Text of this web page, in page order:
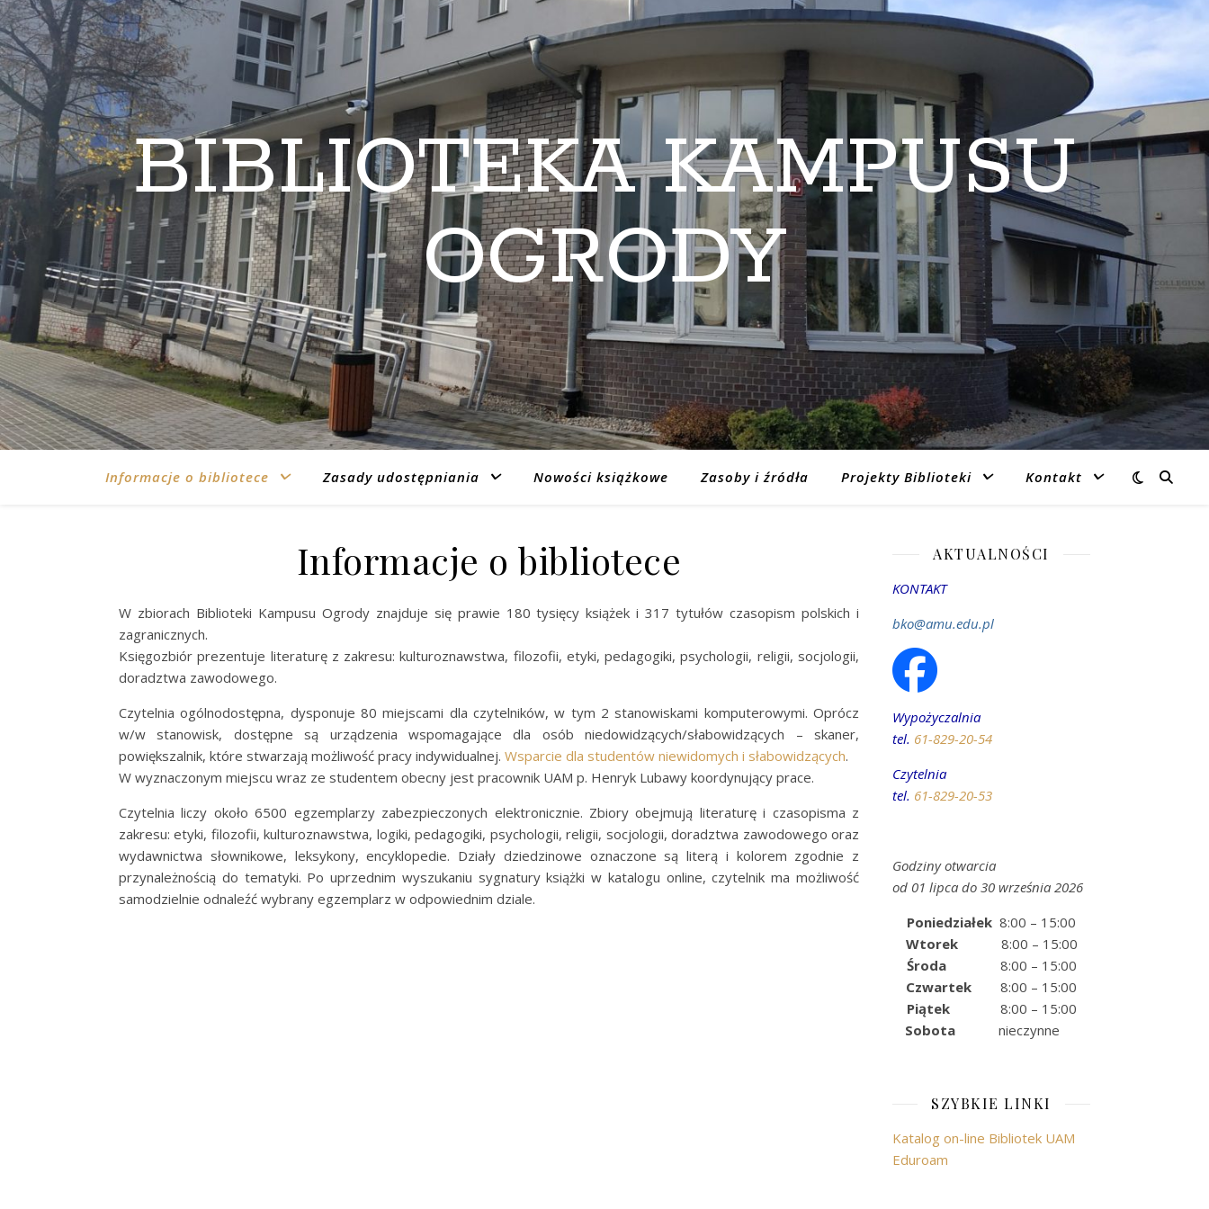
BIBLIOTEKA KAMPUSU
OGRODY
Informacje o bibliotece Zasady udostępniania Nowości książkowe Zasoby i źródła Projekty Biblioteki Kontakt
Informacje o bibliotece
W zbiorach Biblioteki Kampusu Ogrody znajduje się prawie 180 tysięcy książek i 317 tytułów czasopism polskich i
zagranicznych.
Księgozbiór prezentuje literaturę z zakresu: kulturoznawstwa, filozofii, etyki, pedagogiki, psychologii, religii, socjologii,
doradztwa zawodowego.
Czytelnia ogólnodostępna, dysponuje 80 miejscami dla czytelników, w tym 2 stanowiskami komputerowymi. Oprócz
w/w stanowisk, dostępne są urządzenia wspomagające dla osób niedowidzących/słabowidzących – skaner,
powiększalnik, które stwarzają możliwość pracy indywidualnej. Wsparcie dla studentów niewidomych i słabowidzących.
W wyznaczonym miejscu wraz ze studentem obecny jest pracownik UAM p. Henryk Lubawy koordynujący prace.
Czytelnia liczy około 6500 egzemplarzy zabezpieczonych elektronicznie. Zbiory obejmują literaturę i czasopisma z
zakresu: etyki, filozofii, kulturoznawstwa, logiki, pedagogiki, psychologii, religii, socjologii, doradztwa zawodowego oraz
wydawnictwa słownikowe, leksykony, encyklopedie. Działy dziedzinowe oznaczone są literą i kolorem zgodnie z
przynależnością do tematyki. Po uprzednim wyszukaniu sygnatury książki w katalogu online, czytelnik ma możliwość
samodzielnie odnaleźć wybrany egzemplarz w odpowiednim dziale.
AKTUALNOŚCI
KONTAKT
bko@amu.edu.pl
Wypożyczalnia
tel. 61-829-20-54
Czytelnia
tel. 61-829-20-53
Godziny otwarcia
od 01 lipca do 30 września 2026
Poniedziałek 8:00 – 15:00
Wtorek
8:00 – 15:00
Środa
8:00 – 15:00
Czwartek 8:00 – 15:00
Piątek 8:00 – 15:00
Sobota
nieczynne
SZYBKIE LINKI
Katalog on-line Bibliotek UAM
Eduroam